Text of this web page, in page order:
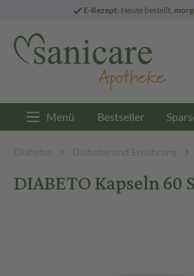
E-Rezept: Heute bestellt,
Menü Bestseller
Diabetes Diabetes und Ernährung
DIABETO Kapseln 60